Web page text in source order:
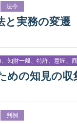
法令
と実務の変遷
、知財一般、特許、意匠、
めの知見の
判例